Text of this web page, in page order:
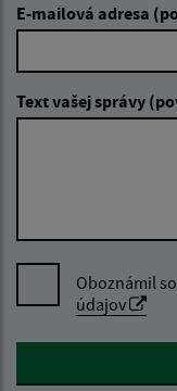
E-mailová adresa
Text vašej správy
Oboznámil
údajov
Google reCaptcha